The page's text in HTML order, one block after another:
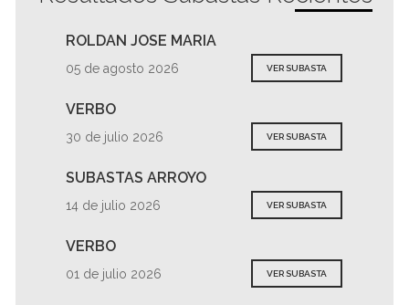
ROLDAN JOSE MARIA
05 de agosto 2026 VER SUBASTA
VERBO
30 de julio 2026 VER SUBASTA
SUBASTAS ARROYO
14 de julio 2026 VER SUBASTA
VERBO
01 de julio 2026 VER SUBASTA